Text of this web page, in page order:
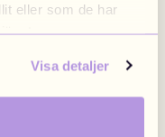
eller som de har
Visa detaljer
United Kingdom